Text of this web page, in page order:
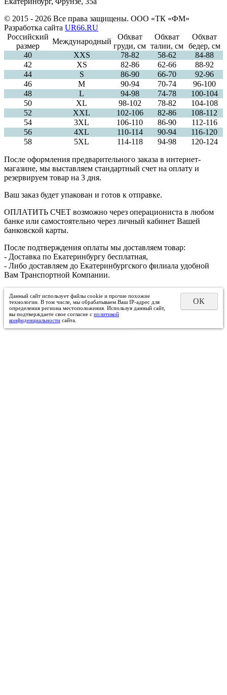
© 2015 - 2026 Все права защищены. ООО «ТК «ФМ»
Разработка сайта UR66.RU
Российский
размер
Международный
Обхват
груди, см
Обхват
талии, см
Обхват
бедер, см
40
ХXS 78-82 58-62
84-88
42
XS 82-86 62-66
88-92
44
S 86-90 66-70
92-96
46
M 90-94 70-74
96-100
48
L 94-98 74-78
100-104
50
XL 98-102 78-82
104-108
52
XXL 102-106 82-86
108-112
54
3XL 106-110 86-90
112-116
56
4XL 110-114 90-94
116-120
58
5XL 114-118 94-98 120-124
После оформления предварительного заказа в интернет-
магазине, мы выставляем стандартный счет на оплату и
резервируем товар на 3 дня.
Ваш заказ будет упакован и готов к отправке.
ОПЛАТИТЬ СЧЕТ возможно через операциониста в любом
банке или самостоятельно через личный кабинет Вашей
банковской карты.
После подтверждения оплаты мы доставляем товар:
- Доставка по Екатеринбургу бесплатная,
- Либо доставляем до Екатеринбургского филиала удобной
Вам Транспортной Компании.
Данный сайт использует файлы cookie и прочие похожие
технологии. В том числе, мы обрабатываем Ваш IP-адрес для
определения региона местоположения. Используя данный сайт,
вы подтверждаете свое согласие с политикой
конфиденциальности сайта.
ОК